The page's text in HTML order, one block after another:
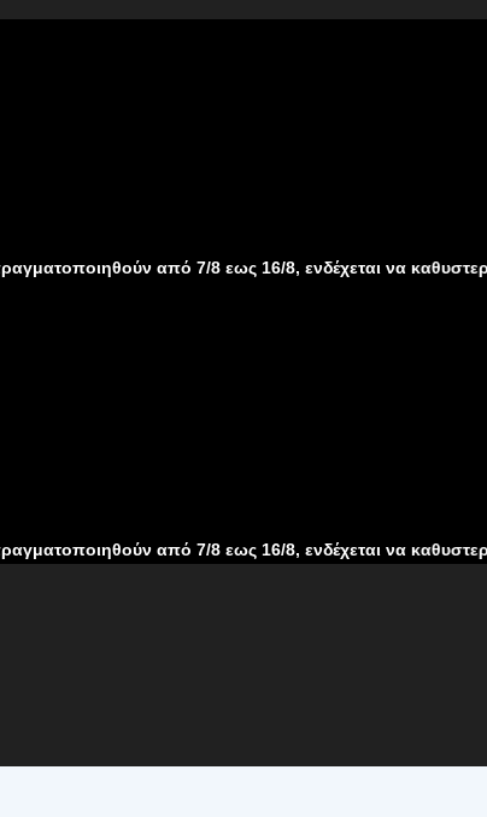
από 7/8 εως 16/8, ενδέχεται να καθυστερήσουν
από 7/8 εως 16/8, ενδέχεται να καθυστερήσουν